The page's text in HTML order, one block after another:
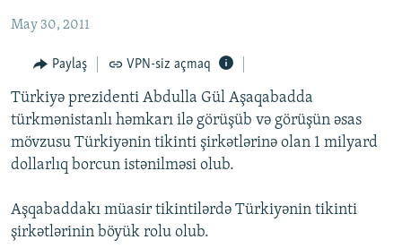
FƏRQƏ BAX
QANUNI DOĞRU
ARAŞDIRMA
MULTIMEDIA
VIDEO
İNFOQRAFIKA
RADIO ARXIV
AZƏRBAYCAN ƏDƏBIYYATI KITABXANASI
MISSIYAMIZ
BIZI IZLƏ
May 30, 2011
Paylaş VPN-siz açmaq
Türkiyə prezidenti Abdulla Gül Aşaqabadda
türkmənistanlı həmkarı ilə görüşüb və görüşün əsas
mövzusu Türkiyənin tikinti şirkətlərinə olan 1 milyard
dollarlıq borcun istənilməsi olub.
Aşqabaddakı müasir tikintilərdə Türkiyənin tikinti
şirkətlərinin böyük rolu olub.